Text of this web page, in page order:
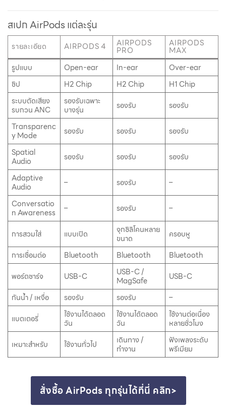
สเปก AirPods แต่ละรุ่น
รายละเอียด AIRPODS 4 AIRPODS
PRO
AIRPODS
MAX
รูปแบบ
Open-ear In-ear
Over-ear
ชิป
H2 Chip H2 Chip
H1 Chip
ระบบตัดเสียง
รบกวน ANC
รองรับเฉพาะ
บางรุ่น
รองรับ
รองรับ
Transparenc
y Mode
รองรับ รองรับ
รองรับ
Spatial
Audio
รองรับ รองรับ
รองรับ
Adaptive
Audio
– รองรับ
–
Conversatio
n Awareness
– รองรับ –
การสวมใส่ แบบเปิด
จุกซิลิโคนหลาย
ขนาด
ครอบหู
การเชื่อมต่อ
Bluetooth Bluetooth
Bluetooth
พอร์ตชาร์จ
USB-C
USB-C /
MagSafe
USB-C
กันน้ำ / เหงื่อ
รองรับ รองรับ
–
แบตเตอรี่
ใช้งานได้ตลอด
วัน
ใช้งานได้ตลอด
วัน
ใช้งานต่อเนื่อง
หลายชั่วโมง
เหมาะสำหรับ
ใช้งานทั่วไป
เดินทาง /
ทำงาน
ฟังเพลงระดับ
พรีเมียม
สั่งซื้อ AirPods ทุกรุ่นได้ที่นี่ คลิก>